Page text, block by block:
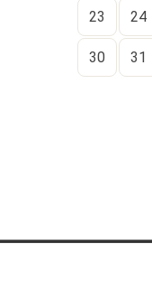
23 24
30 31